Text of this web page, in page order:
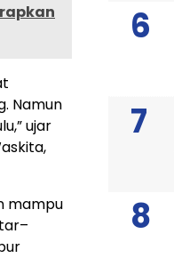
Namun
ujar
mampu